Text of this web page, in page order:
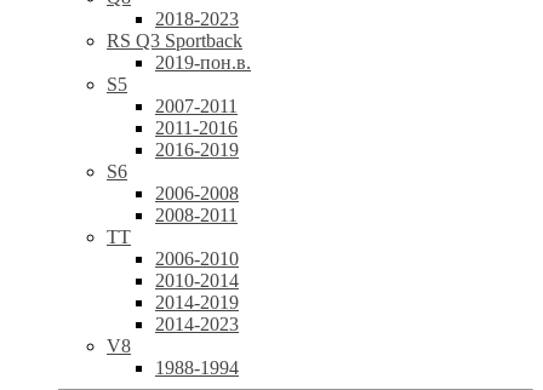
2018-2023
RS Q3 Sportback
2019-пон.в.
S5
2007-2011
2011-2016
2016-2019
S6
2006-2008
2008-2011
TT
2006-2010
2010-2014
2014-2019
2014-2023
V8
1988-1994